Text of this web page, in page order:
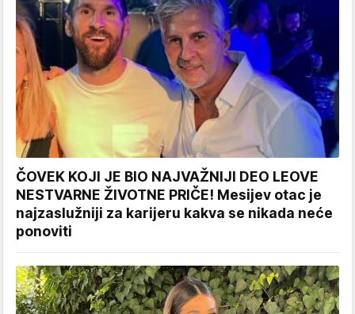
ČOVEK KOJI JE BIO NAJVAŽNIJI DEO LEOVE
NESTVARNE ŽIVOTNE PRIČE! Mesijev otac je
najzaslužniji za karijeru kakva se nikada neće
ponoviti